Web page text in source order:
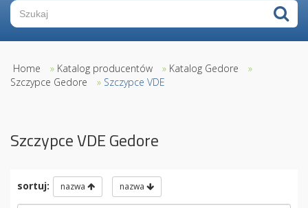
Home » Katalog producentów » Katalog Gedore
»
Szczypce Gedore
» Szczypce VDE
Szczypce VDE Gedore
sortuj: nazwa nazwa